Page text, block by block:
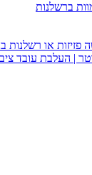
ברשלנות
פזיזות או רשלנות
| העלבת עובד